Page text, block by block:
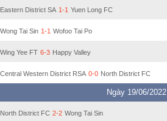
Eastern District SA 1-1 Yuen Long FC
Wong Tai Sin 1-1 Wofoo Tai Po
Wing Yee FT 6-3 Happy Valley
Central Western District RSA 0-0 North District FC
Ngày 19/06/2022
North District FC 2-2 Wong Tai Sin